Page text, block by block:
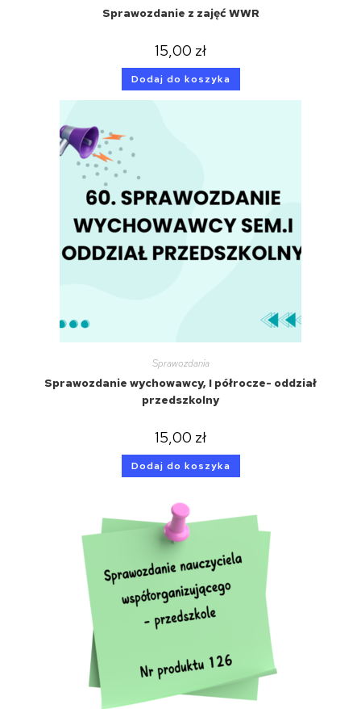
Sprawozdanie z zajęć WWR
15,00 zł
Dodaj do koszyka
Sprawozdania
Sprawozdanie wychowawcy, I półrocze- oddział
przedszkolny
15,00 zł
Dodaj do koszyka